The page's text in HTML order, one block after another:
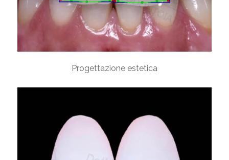
Progettazione estetica